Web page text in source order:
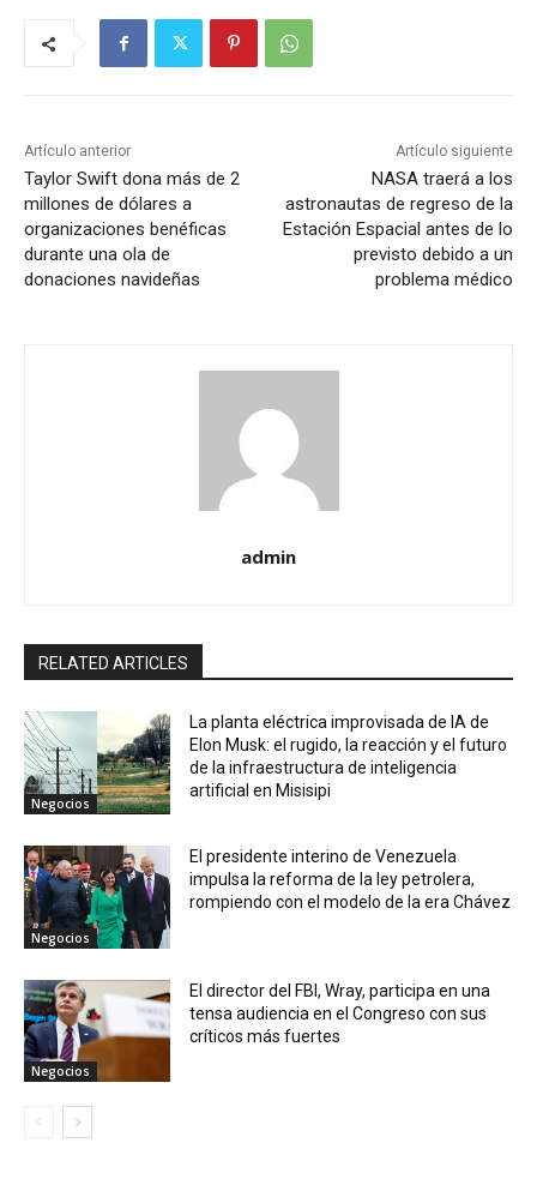
Artículo anterior
Taylor Swift dona más de 2
millones de dólares a
organizaciones benéficas
durante una ola de
donaciones navideñas
Artículo siguiente
NASA traerá a los
astronautas de regreso de la
Estación Espacial antes de lo
previsto debido a un
problema médico
admin
RELATED ARTICLES
Negocios
La planta eléctrica improvisada de IA de
Elon Musk: el rugido, la reacción y el futuro
de la infraestructura de inteligencia
artificial en Misisipi
Negocios
El presidente interino de Venezuela
impulsa la reforma de la ley petrolera,
rompiendo con el modelo de la era Chávez
Negocios
El director del FBI, Wray, participa en una
tensa audiencia en el Congreso con sus
críticos más fuertes